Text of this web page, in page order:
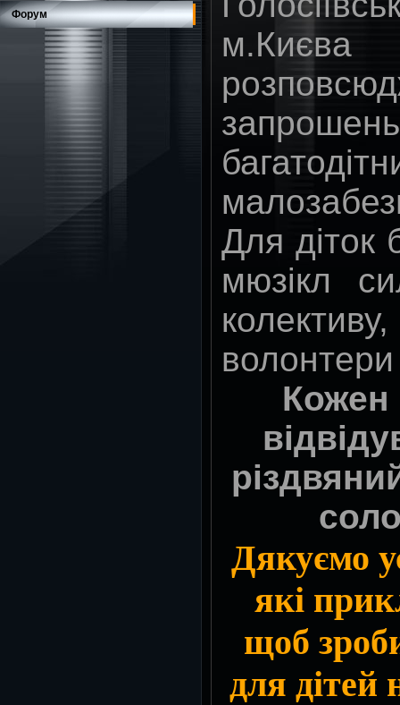
Форум
Для діток
мюзікл
Кожен
Дякуємо
які
щоб
для дітей